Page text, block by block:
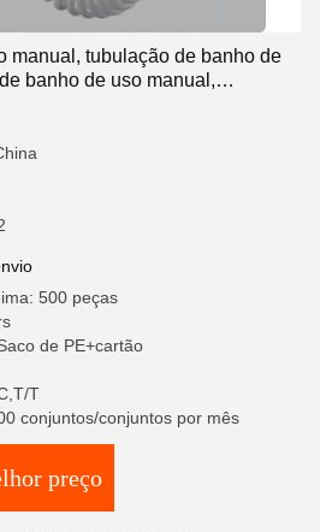
manual, tubulação de banho de
banho de uso manual,
500 peças
de PE+cartão
T
conjuntos/conjuntos por mês
preço